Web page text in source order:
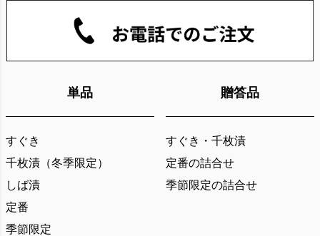
単品
すぐき
千枚漬（冬季限定）
しば漬
定番
季節限定
贈答品
すぐき・千枚漬
定番の詰合せ
季節限定の詰合せ